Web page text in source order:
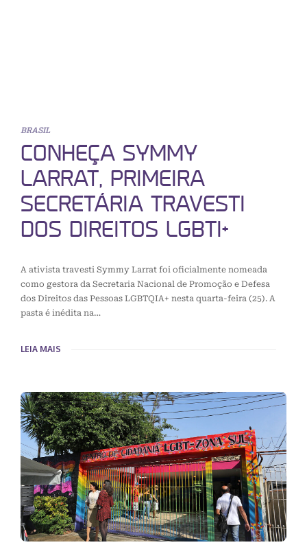
BRASIL
CONHEÇA SYMMY
LARRAT, PRIMEIRA
SECRETÁRIA TRAVESTI
DOS DIREITOS LGBTI+
A ativista travesti Symmy Larrat foi oficialmente nomeada
como gestora da Secretaria Nacional de Promoção e Defesa
dos Direitos das Pessoas LGBTQIA+ nesta quarta-feira (25). A
pasta é inédita na…
LEIA MAIS